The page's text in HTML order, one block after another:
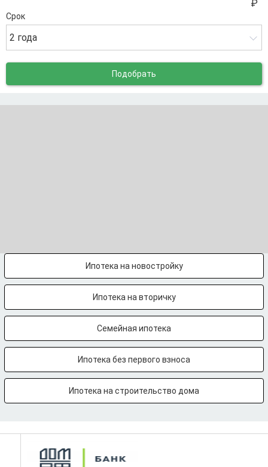
Срок
2 года
Подобрать
Ипотека на новостройку
Ипотека на вторичку
Семейная ипотека
Ипотека без первого взноса
Ипотека на строительство дома